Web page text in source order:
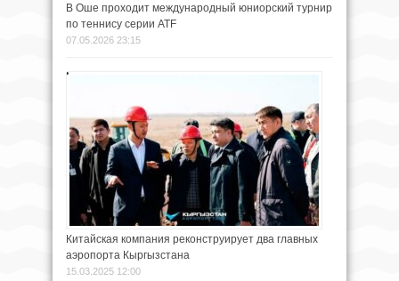
В Оше проходит международный юниорский турнир
по теннису серии ATF
07.05.2026 23:15
Китайская компания реконструирует два главных
аэропорта Кыргызстана
15.03.2025 12:00